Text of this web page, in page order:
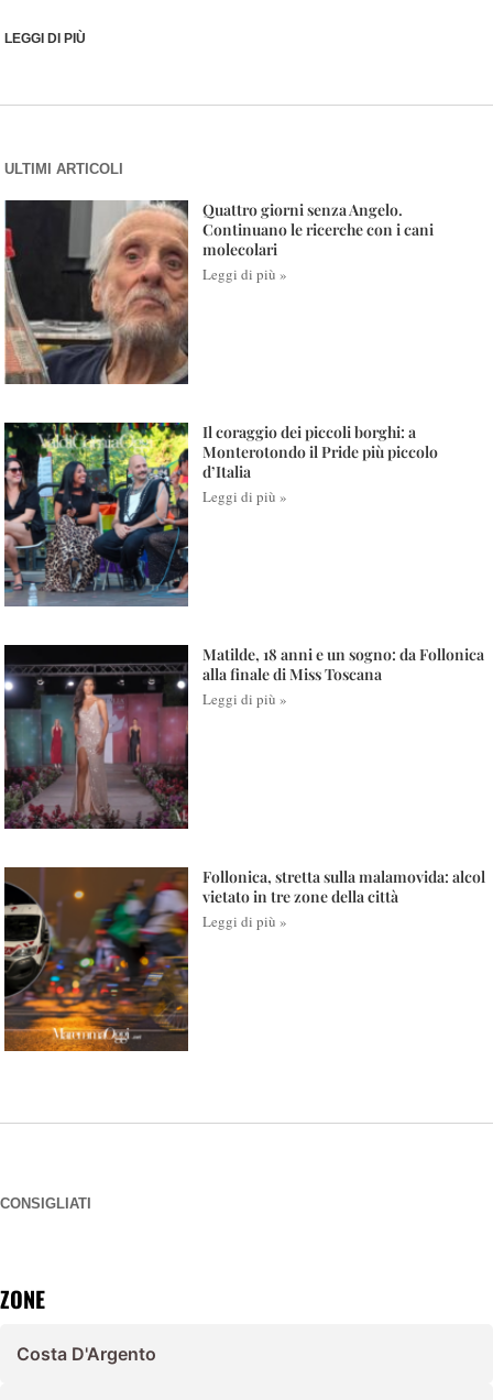
LEGGI DI PIÙ
ULTIMI ARTICOLI
Quattro giorni senza Angelo.
Continuano le ricerche con i cani
molecolari
Leggi di più »
Il coraggio dei piccoli borghi: a
Monterotondo il Pride più piccolo
d’Italia
Leggi di più »
Matilde, 18 anni e un sogno: da Follonica
alla finale di Miss Toscana
Leggi di più »
Follonica, stretta sulla malamovida: alcol
vietato in tre zone della città
Leggi di più »
CONSIGLIATI
ZONE
Costa D'Argento